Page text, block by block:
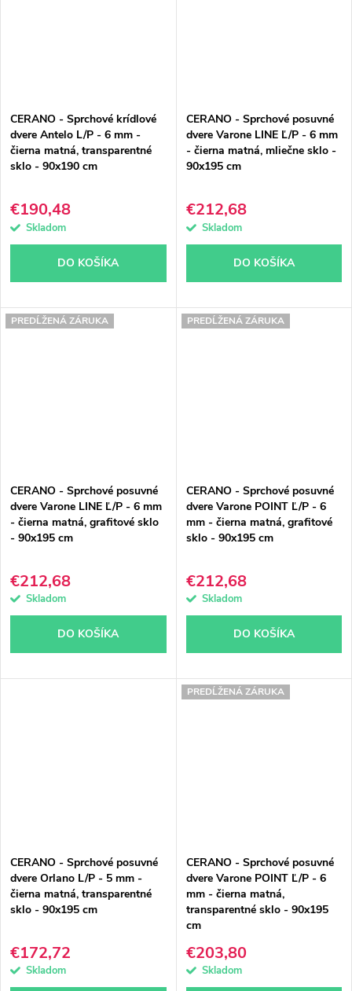
CERANO - Sprchové krídlové
dvere Antelo L/P - 6 mm -
čierna matná, transparentné
sklo - 90x190 cm
€190,48
Skladom
DO KOŠÍKA
CERANO - Sprchové posuvné
dvere Varone LINE Ľ/P - 6 mm
- čierna matná, mliečne sklo -
90x195 cm
€212,68
Skladom
DO KOŠÍKA
PREDĹŽENÁ ZÁRUKA
CERANO - Sprchové posuvné
dvere Varone LINE Ľ/P - 6 mm
- čierna matná, grafitové sklo
- 90x195 cm
€212,68
Skladom
DO KOŠÍKA
PREDĹŽENÁ ZÁRUKA
CERANO - Sprchové posuvné
dvere Varone POINT Ľ/P - 6
mm - čierna matná, grafitové
sklo - 90x195 cm
€212,68
Skladom
DO KOŠÍKA
CERANO - Sprchové posuvné
dvere Orlano L/P - 5 mm -
čierna matná, transparentné
sklo - 90x195 cm
€172,72
Skladom
PREDĹŽENÁ ZÁRUKA
CERANO - Sprchové posuvné
dvere Varone POINT Ľ/P - 6
mm - čierna matná,
transparentné sklo - 90x195
cm
€203,80
Skladom